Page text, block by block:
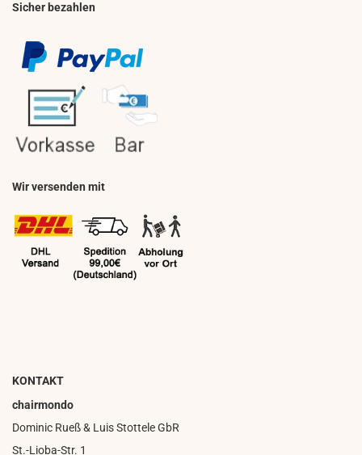
Sicher bezahlen
Wir versenden mit
KONTAKT
chairmondo
Dominic Rueß & Luis Stottele GbR
St.-Lioba-Str. 1